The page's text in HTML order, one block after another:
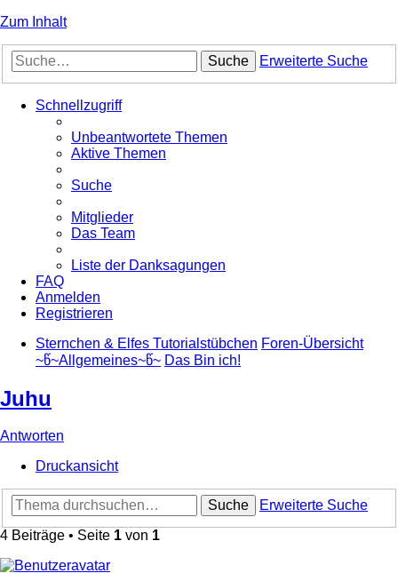
Zum Inhalt
Suche Erweiterte Suche
Schnellzugriff
Unbeantwortete Themen
Aktive Themen
Suche
Mitglieder
Das Team
Liste der Danksagungen
FAQ
Anmelden
Registrieren
Sternchen & Elfes Tutorialstübchen Foren-Übersicht
~წ~Allgemeines~წ~ Das Bin ich!
Juhu
Antworten
Druckansicht
Suche
Erweiterte Suche
4 Beiträge • Seite 1 von 1